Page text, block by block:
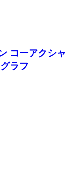
コーアクシャ
ラフ